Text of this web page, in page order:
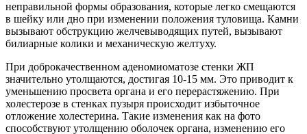
неправильной формы образования, которые легко смещаются
в шейку или дно при изменении положения туловища. Камни
вызывают обструкцию желчевыводящих путей, вызывают
билиарные колики и механическую желтуху.
При доброкачественном аденомиоматозе стенки ЖП
значительно утолщаются, достигая 10-15 мм. Это приводит к
уменьшению просвета органа и его перерастяжению. При
холестерозе в стенках пузыря происходит избыточное
отложение холестерина. Такие изменения как на фото
способствуют утолщению оболочек органа, изменению его